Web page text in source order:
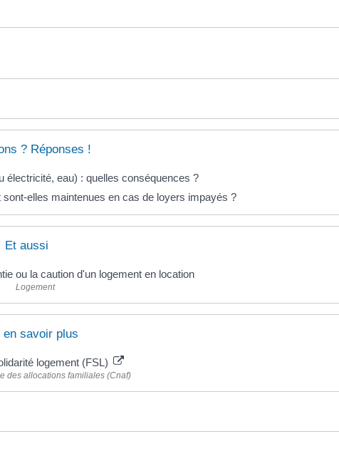
? Réponses !
électricité, eau) : quelles conséquences ?
elles maintenues en cas de loyers impayés ?
Et aussi
ou la caution d'un logement en location
Logement
en savoir plus
logement (FSL)
des allocations familiales (Cnaf)